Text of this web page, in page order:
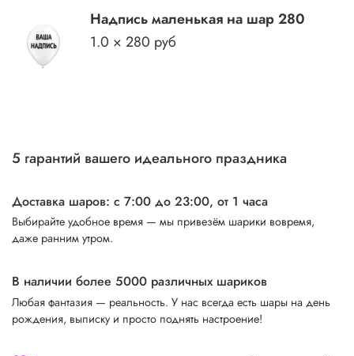
Надпись маленькая на шар 280
1.0 × 280 руб
5 гарантий вашего идеального праздника
Доставка шаров: с 7:00 до 23:00, от 1 часа
Выбирайте удобное время — мы привезём шарики вовремя,
даже ранним утром.
В наличии более 5000 различных шариков
Любая фантазия — реальность. У нас всегда есть шары на день
рождения, выписку и просто поднять настроение!